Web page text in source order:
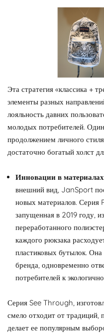
Эта стратегия «классика +
элементы разных
лояльность давних
молодых потребителей.
продолжением личного
достаточно богатый холст
Инновации в материалах
внешний вид, JanSport
новых материалов.
запущенная в 2019 году,
переработанного
каждого рюкзака
пластиковых бутылок.
бренда, одновременно
потребителей к
Серия See Through,
смело отходит от традиций,
делает ее популярным